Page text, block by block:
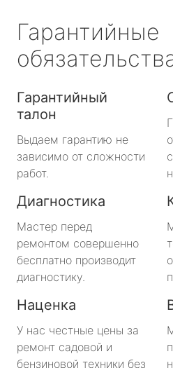
Гарантийные
Гарантийный
талон
Выдаем гарантию не
зависимо от сложности
работ.
Диагностика
Мастер перед
ремонтом совершенно
бесплатно производит
диагностику.
Наценка
У нас честные цены за
ремонт садовой и
бензиновой техники без